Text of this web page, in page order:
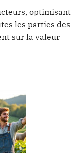
optimisant
les parties des
sur la valeur